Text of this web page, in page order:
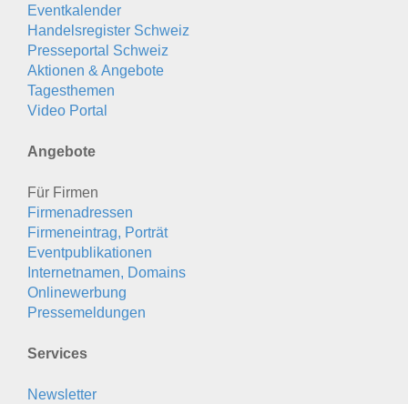
Eventkalender
Handelsregister Schweiz
Presseportal Schweiz
Aktionen & Angebote
Tagesthemen
Video Portal
Angebote
Für Firmen
Firmenadressen
Firmeneintrag, Porträt
Eventpublikationen
Internetnamen, Domains
Onlinewerbung
Pressemeldungen
Services
Newsletter